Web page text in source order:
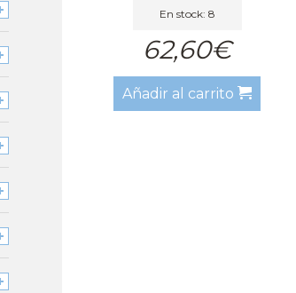
En stock: 8
62,60€
Añadir al carrito